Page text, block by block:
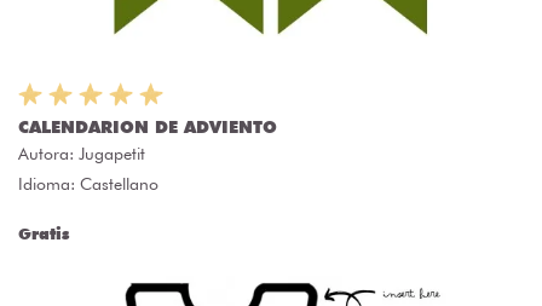
CALENDARION DE ADVIENTO
Autora: Jugapetit
Idioma: Castellano
Gratis